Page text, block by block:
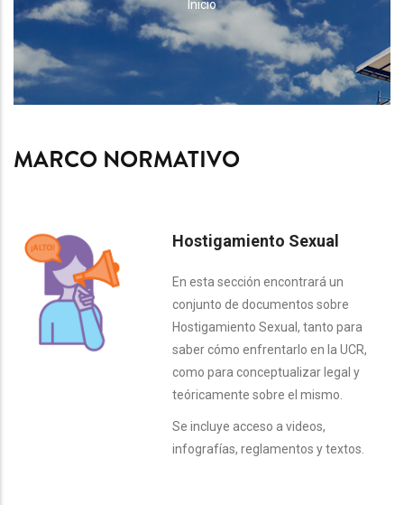
RUTA
DE
NAVEGACIÓN
Inicio
MARCO NORMATIVO
Hostigamiento Sexual
En esta sección encontrará un
conjunto de documentos sobre
Hostigamiento Sexual, tanto para
saber cómo enfrentarlo en la UCR,
como para conceptualizar legal y
teóricamente sobre el mismo.
Se incluye acceso a videos,
infografías, reglamentos y textos.